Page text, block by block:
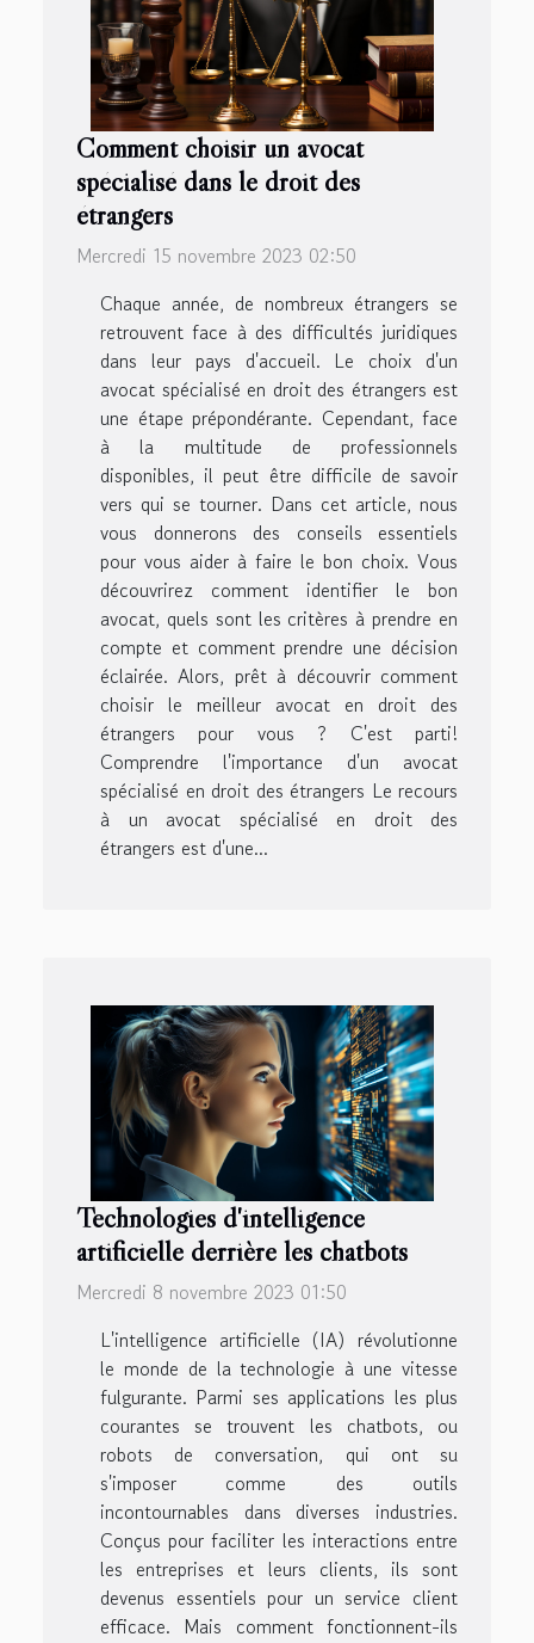
Comment choisir un avocat
spécialisé dans le droit des
étrangers
Mercredi 15 novembre 2023 02:50
Chaque année, de nombreux étrangers se
retrouvent face à des difficultés juridiques
dans leur pays d'accueil. Le choix d'un
avocat spécialisé en droit des étrangers est
une étape prépondérante. Cependant, face
à la multitude de professionnels
disponibles, il peut être difficile de savoir
vers qui se tourner. Dans cet article, nous
vous donnerons des conseils essentiels
pour vous aider à faire le bon choix. Vous
découvrirez comment identifier le bon
avocat, quels sont les critères à prendre en
compte et comment prendre une décision
éclairée. Alors, prêt à découvrir comment
choisir le meilleur avocat en droit des
étrangers pour vous ? C'est parti!
Comprendre l'importance d'un avocat
spécialisé en droit des étrangers Le recours
à un avocat spécialisé en droit des
étrangers est d'une...
Technologies d'intelligence
artificielle derrière les chatbots
Mercredi 8 novembre 2023 01:50
L'intelligence artificielle (IA) révolutionne
le monde de la technologie à une vitesse
fulgurante. Parmi ses applications les plus
courantes se trouvent les chatbots, ou
robots de conversation, qui ont su
s'imposer comme des outils
incontournables dans diverses industries.
Conçus pour faciliter les interactions entre
les entreprises et leurs clients, ils sont
devenus essentiels pour un service client
efficace. Mais comment fonctionnent-ils